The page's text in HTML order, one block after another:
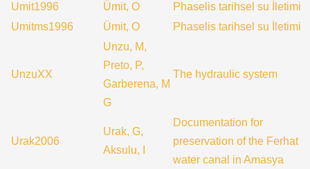
Umit1996
Ümit, O
Phaselis tarihsel su İletimi
Umitms1996
Ümit, O Phaselis tarihsel su İletimi
UnzuXX
Unzu, M,
Preto, P,
Garberena, M
G
The hydraulic system
Urak2006
Urak, G,
Aksulu, I
Documentation for
preservation of the Ferhat
water canal in Amasya